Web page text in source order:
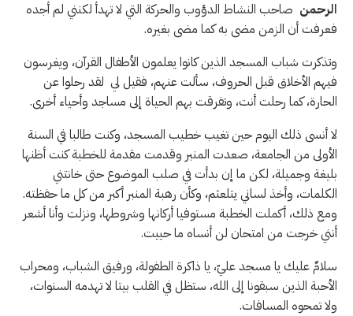
الرحمن صاحب النشاط الدؤوب والحركة التي لا تهدأ لكنني لم أجده
فعرفت أن الزمن مضى به كما مضى بغيره.
وتذكرت شباب المسجد الذين كانوا يعلمون الأطفال القرآن، ويغرسون
فيهم الأخلاق قبل الحروف، سألت عنهم، فقيل لي لقد رحلوا عن
الحارة، كما رحلت أنت، وتفرقت بهم الحياة إلى مساجد وأحياء أخرى.
لا أنسى ذلك اليوم حين تغيب خطيب المسجد، وكنت طالبا في السنة
الأولى من الجامعة، صعدت المنبر وقدمت مقدمة للخطبة كنت أظنها
بليغة وجميلة، لكن ما إن بدأت في صلب الموضوع حتى خانتني
الكلمات، وأخذ لساني يتلعثم، وكأن رهبة المنبر أكبر من كل ما حفظته.
ومع ذلك، أكملت الخطبة مستوفيا أركانها وشروطها، ونزلت وأنا أشعر
أنني خرجت من امتحان لن أنساه ما حييت.
سلامٌ عليك يا مسجد عليّ، يا ذاكرة الطفولة، ورفيق الشباب، ومحراب
الأحبة الذين سبقونا إلى الله، ستظل في القلب بيتا لا تهدمه السنوات،
ولا تمحوه المسافات.